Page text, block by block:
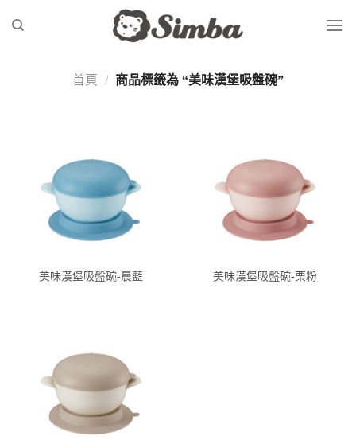
首頁 / 商品標籤為 “美味漢堡吸盤碗”
美味漢堡吸盤碗-晨藍 美味漢堡吸盤碗-栗粉